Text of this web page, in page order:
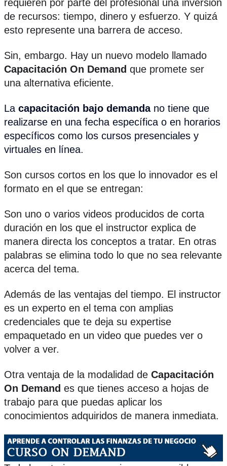
requieren por parte del profesional una inversión
de recursos: tiempo, dinero y esfuerzo. Y quizá
esto represente una barrera de acceso.
Sin, embargo. Hay un nuevo modelo llamado
Capacitación On Demand que promete ser
una alternativa eficiente.
La capacitación bajo demandano tiene que
realizarse en una fecha específica o en horarios
específicos como los cursos presenciales y
virtuales en línea.
Son cursos cortos en los que lo innovador es el
formato en el que se entregan:
Son uno o varios videos producidos de corta
duración en los que el instructor explica de
manera directa los conceptos a tratar. En otras
palabras se elimina todo lo que no sea relevante
acerca del tema.
Además de las ventajas del tiempo. El instructor
es un experto en el tema con amplias
credenciales que te deja su expertise
empaquetado en un video que puedes ver o
volver a ver.
Otra ventaja de la modalidad de Capacitación
On Demand es que tienes acceso a hojas de
trabajo para que puedas aplicar los
conocimientos adquiridos de manera inmediata.